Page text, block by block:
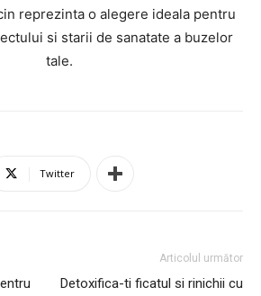
reprezinta o alegere ideala pentru
si starii de sanatate a buzelor
tale.
Twitter
Articolul următor
Detoxifica-ti ficatul si rinichii cu